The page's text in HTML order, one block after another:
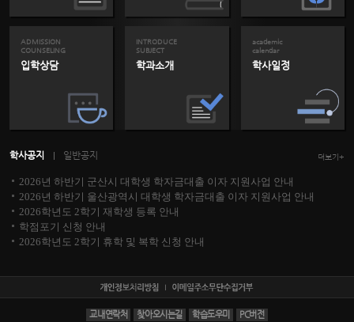
ADMISSION
COUNSELING
입학상담
INTRODUCE
SUBJECT
학과소개
academic
calendar
학사일정
학사공지 일반공지 더보기+
2026년 하반기 군산시 대학생 학자금대출 이자 지원사업 안내
2026년 하반기 울산광역시 대학생 학자금대출 이자 지원사업 안내
2026학년도 2학기 재학생 등록 안내
학점포기 신청 안내
2026학년도 2학기 휴학 및 복학 신청 안내
교내연락처 찾아오시는길 학습도우미 PC버전